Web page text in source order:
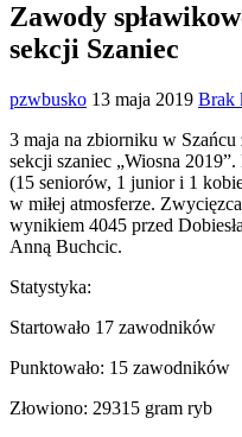
Zawody
sekcji Szaniec
pzwbusko 13 maja 2019 Brak
3 maja na zbiorniku w
sekcji szaniec „Wiosna
(15 seniorów, 1 junior i 1
w miłej atmosferze.
wynikiem 4045 przed
Anną Buchcic.
Statystyka:
Startowało 17 zawodników
Punktowało: 15 zawodników
Złowiono: 29315 gram ryb